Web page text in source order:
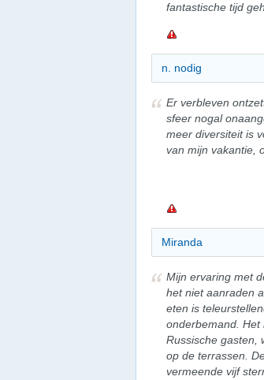
fantastische tijd
n. nodig
Er verbleven
sfeer nogal
meer diversiteit is
van mijn vakantie,
Miranda
Mijn ervaring met
het niet aanraden
eten is
onderbemand. Het
Russische gasten,
op de terrassen.
vermeende vijf